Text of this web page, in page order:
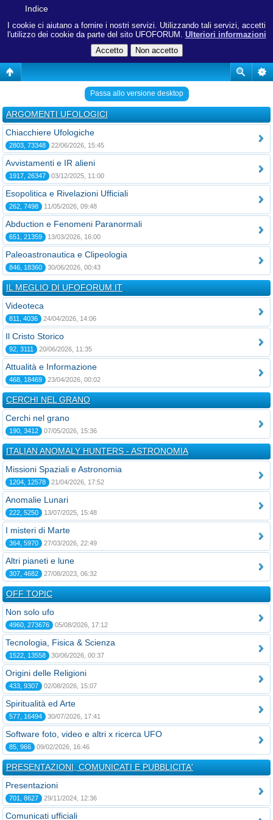
I cookie ci aiutano a fornire i nostri servizi. Utilizzando tali servizi, accetti
l'utilizzo dei cookie da parte del sito UFOFORUM. Ulteriori informazioni
Indice
Passa allo versione desktop
ARGOMENTI UFOLOGICI
Chiacchiere Ufologiche
2803, 73348 22/06/2026, 15:45
Avvistamenti e IR alieni
1917, 26347 03/12/2025, 11:00
Esopolitica e Rivelazioni Ufficiali
262, 7498 11/05/2026, 09:48
Abduction e Fenomeni Paranormali
651, 21359 13/03/2026, 16:00
Paleoastronautica e Clipeologia
846, 18360 30/06/2026, 00:43
IL MEGLIO DI UFOFORUM.IT
Videoteca
811, 4036 24/04/2026, 14:06
Il Cristo Storico
92, 3111 20/06/2026, 11:35
Attualità e Informazione
468, 18469 23/04/2026, 00:02
CERCHI NEL GRANO
Cerchi nel grano
190, 3412 07/05/2026, 15:36
ITALIAN ANOMALY HUNTERS - ASTRONOMIA
Missioni Spaziali e Astronomia
1204, 12578 21/04/2026, 17:52
Anomalie Lunari
222, 5250 13/07/2025, 15:48
I misteri di Marte
364, 5970 27/03/2026, 22:49
Altri pianeti e lune
307, 4682 27/08/2023, 06:32
OFF TOPIC
Non solo ufo
4960, 273676 05/08/2026, 17:12
Tecnologia, Fisica & Scienza
1522, 13558 30/06/2026, 00:37
Origini delle Religioni
433, 9307 02/08/2026, 15:07
Spiritualità ed Arte
577, 16494 30/07/2026, 17:41
Software foto, video e altri x ricerca UFO
85, 966 09/02/2026, 16:46
PRESENTAZIONI, COMUNICATI E PUBBLICITA'
Presentazioni
701, 8627 29/11/2024, 12:36
Comunicati ufficiali